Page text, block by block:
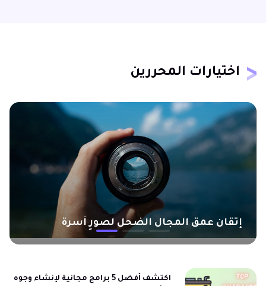
اختيارات المحررين
مراجعة Sakura AI Chatbot - أفضل بديل
للدردشة بالذكاء الاصطناعي
اكتشف أفضل 5 برامج مجانية لإنشاء وجوه